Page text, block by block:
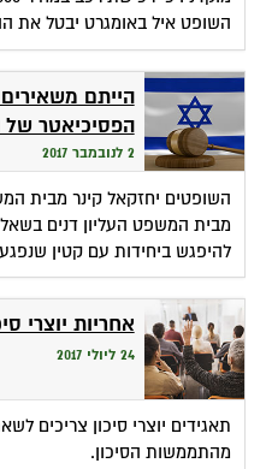
השופט איל באומגרט יבטל את
הייתם
הפסיכיאטר של
2 לנובמבר 2017
השופטים יחזקאל קינר מבית
מבית המשפט העליון דנים
להיפגש ביחידות עם קטין
אחריות יוצרי
24 ליולי 2017
תאגידים יוצרי סיכון צריכים
מהתממשות הסיכון.